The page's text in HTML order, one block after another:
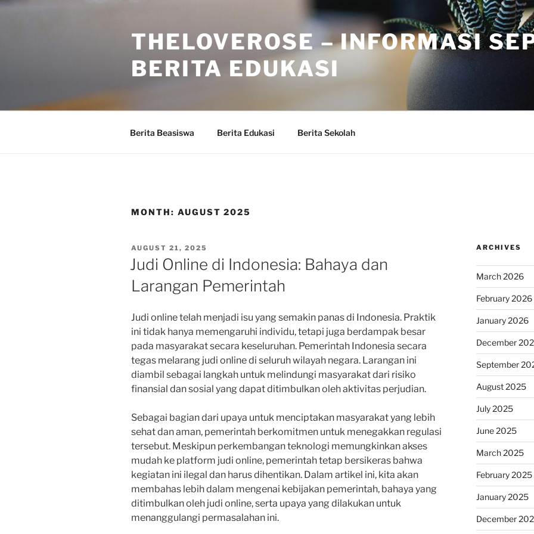
Skip
THELOVEROSE – INFORMASI
BERITA EDUKASI
Berita Beasiswa Berita Edukasi Berita Sekolah
MONTH: AUGUST 2025
POSTED
ON
AUGUST 21, 2025
Judi Online di Indonesia: Bahaya dan
Larangan Pemerintah
Judi online telah menjadi isu yang semakin panas di Indonesia. Praktik
ini tidak hanya memengaruhi individu, tetapi juga berdampak besar
pada masyarakat secara keseluruhan. Pemerintah Indonesia secara
tegas melarang judi online di seluruh wilayah negara. Larangan ini
diambil sebagai langkah untuk melindungi masyarakat dari risiko
finansial dan sosial yang dapat ditimbulkan oleh aktivitas perjudian.
Sebagai bagian dari upaya untuk menciptakan masyarakat yang lebih
sehat dan aman, pemerintah berkomitmen untuk menegakkan regulasi
tersebut. Meskipun perkembangan teknologi memungkinkan akses
mudah ke platform judi online, pemerintah tetap bersikeras bahwa
kegiatan ini ilegal dan harus dihentikan. Dalam artikel ini, kita akan
membahas lebih dalam mengenai kebijakan pemerintah, bahaya yang
ditimbulkan oleh judi online, serta upaya yang dilakukan untuk
menanggulangi permasalahan ini.
ARCHIVES
March 2026
February 2026
January 2026
December
September
August 2025
July 2025
June 2025
March 2025
February 2025
January 2025
December